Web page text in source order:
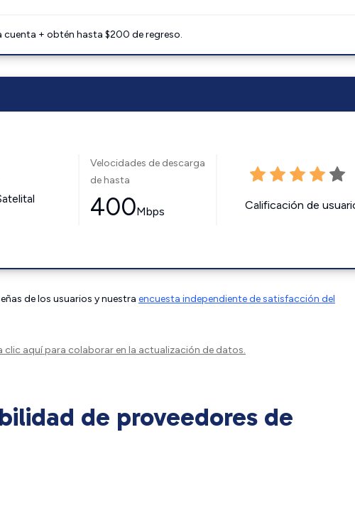
cuenta + obtén hasta $200 de regreso.
Velocidades de descarga
de hasta
400Mbps Calificación de
de los usuarios y nuestra encuesta independiente de satisfacción del
clic aquípara colaborar en la actualización de datos.
de proveedores de